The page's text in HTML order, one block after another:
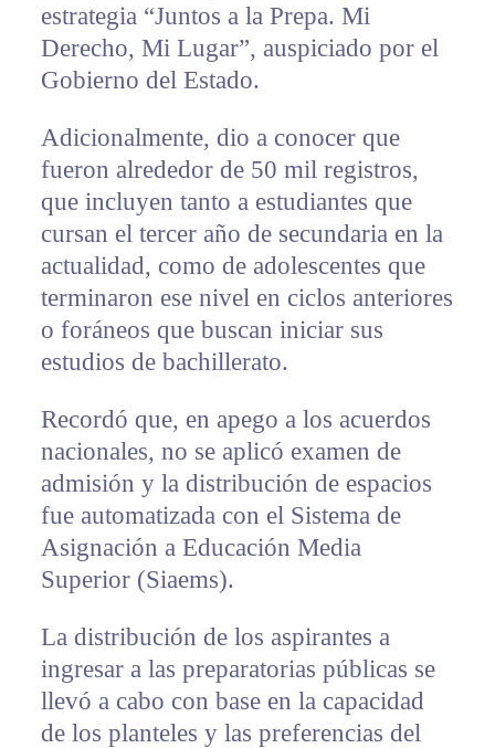
estrategia “Juntos a la Prepa. Mi
Derecho, Mi Lugar”, auspiciado por el
Gobierno del Estado.
Adicionalmente, dio a conocer que
fueron alrededor de 50 mil registros,
que incluyen tanto a estudiantes que
cursan el tercer año de secundaria en la
actualidad, como de adolescentes que
terminaron ese nivel en ciclos anteriores
o foráneos que buscan iniciar sus
estudios de bachillerato.
Recordó que, en apego a los acuerdos
nacionales, no se aplicó examen de
admisión y la distribución de espacios
fue automatizada con el Sistema de
Asignación a Educación Media
Superior (Siaems).
La distribución de los aspirantes a
ingresar a las preparatorias públicas se
llevó a cabo con base en la capacidad
de los planteles y las preferencias del